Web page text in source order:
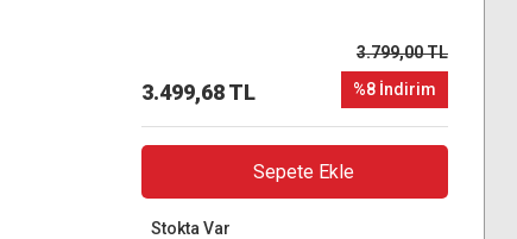
3.499,68 TL
3.799,00 TL
%8 İndirim
Sepete Ekle
Stokta Var